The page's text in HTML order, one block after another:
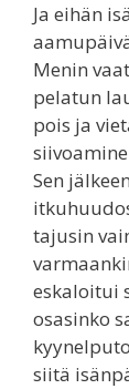
Ja eihän
Menin
pelatun
pois ja
Sen
tajusin
eskaloitui
osasinko
siitä